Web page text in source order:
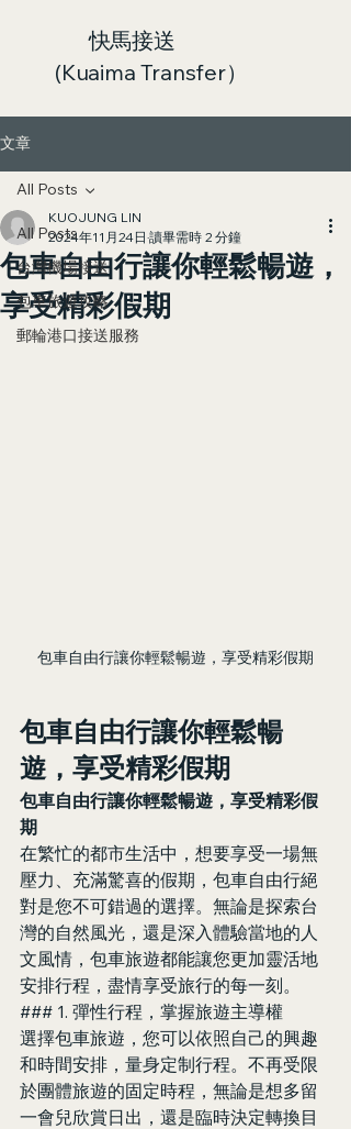
快馬接送
(Kuaima Transfer）
文章
All Posts
台灣機場接送
包車旅遊攻略
郵輪港口接送服務
All Posts
包車自由行讓你輕鬆暢遊，
享受精彩假期
KUOJUNG LIN
2024年11月24日 讀畢需時 2 分鐘
包車自由行讓你輕鬆暢遊，享受精彩假期
包車自由行讓你輕鬆暢
遊，享受精彩假期
包車自由行讓你輕鬆暢遊，享受精彩假
期
在繁忙的都市生活中，想要享受一場無
壓力、充滿驚喜的假期，包車自由行絕
對是您不可錯過的選擇。無論是探索台
灣的自然風光，還是深入體驗當地的人
文風情，包車旅遊都能讓您更加靈活地
安排行程，盡情享受旅行的每一刻。
### 1. 彈性行程，掌握旅遊主導權
選擇包車旅遊，您可以依照自己的興趣
和時間安排，量身定制行程。不再受限
於團體旅遊的固定時程，無論是想多留
一會兒欣賞日出，還是臨時決定轉換目